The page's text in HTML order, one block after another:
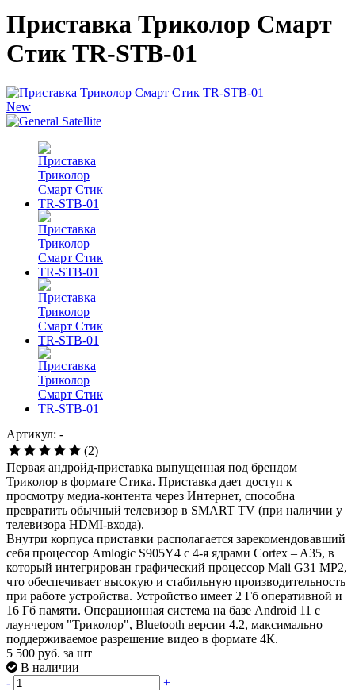
Приставка Триколор Смарт
Стик TR-STB-01
New
Артикул: -
(2)
Первая андройд-приставка выпущенная под брендом
Триколор в формате Стика. Приставка дает доступ к
просмотру медиа-контента через Интернет, способна
превратить обычный телевизор в SMART TV (при наличии у
телевизора HDMI-входа).
Внутри корпуса приставки располагается зарекомендовавший
себя процессор Amlogic S905Y4 с 4-я ядрами Cortex – A35, в
который интегрирован графический процессор Mali G31 MP2,
что обеспечивает высокую и стабильную производительность
при работе устройства. Устройство имеет 2 Гб оперативной и
16 Гб памяти. Операционная система на базе Android 11 с
лаунчером "Триколор", Bluetooth версии 4.2, максимально
поддерживаемое разрешение видео в формате 4К.
5 500 руб. за шт
В наличии
-
+